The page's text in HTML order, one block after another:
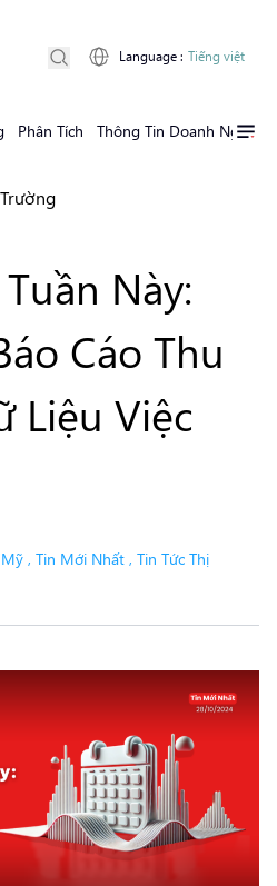
Phân Tích Thông Tin Doanh Nghiệp
Language : Tiếng việt
Này:
Cáo Thu
Liệu Việc
, Tin Mới Nhất , Tin Tức Thị